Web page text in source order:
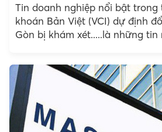
Tin doanh nghiệp nổi bật trong
khoán Bản Việt (VCI) dự định
Gòn bị khám xét.....là những